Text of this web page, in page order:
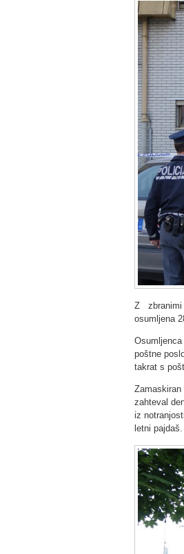
Z zbranimi
osumljena
poštne
takrat s
zahteval
iz
letni pajdaš.